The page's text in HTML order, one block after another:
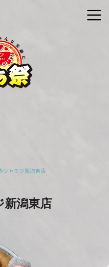
シャモジ新潟東店
新潟東店